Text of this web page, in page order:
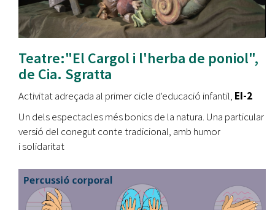
Teatre:"El Cargol i l'herba de poniol",
de Cia. Sgratta
Activitat adreçada al primer cicle d'educació infantil, EI-2
Un dels espectacles més bonics de la natura. Una particular
versió del conegut conte tradicional, amb humor
i solidaritat